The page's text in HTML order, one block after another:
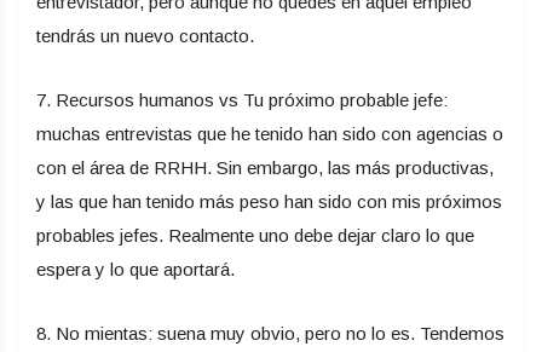
tendrás un nuevo contacto.
7. Recursos humanos vs Tu próximo probable jefe:
muchas entrevistas que he tenido han sido con agencias o
con el área de RRHH. Sin embargo, las más productivas,
y las que han tenido más peso han sido con mis próximos
probables jefes. Realmente uno debe dejar claro lo que
espera y lo que aportará.
8. No mientas: suena muy obvio, pero no lo es. Tendemos